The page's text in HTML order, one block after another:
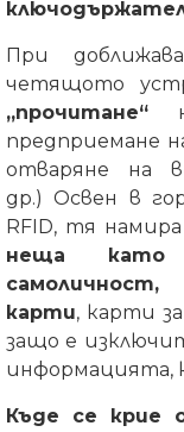
При
четящото
„прочитане“
предприемане
отваряне на
др.)Освен в
RFID, тя
неща като
карти, карти
защо е
информацията,
Къде се крие